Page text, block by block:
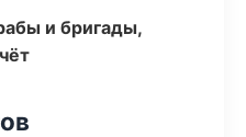
и бригады,